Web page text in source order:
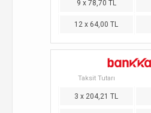
9 x 78,70 TL
12 x 64,00 TL
Taksit Tutarı
3 x 204,21 TL